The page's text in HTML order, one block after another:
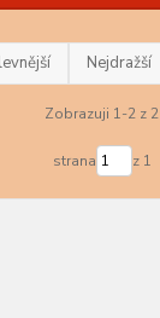
Nejdražší
Zobrazuji 1-2 z 2
strana z 1